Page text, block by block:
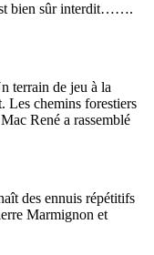
bien sûr interdit…….
terrain de jeu à la
Les chemins forestiers
René a rassemblé
des ennuis répétitifs
Marmignon et